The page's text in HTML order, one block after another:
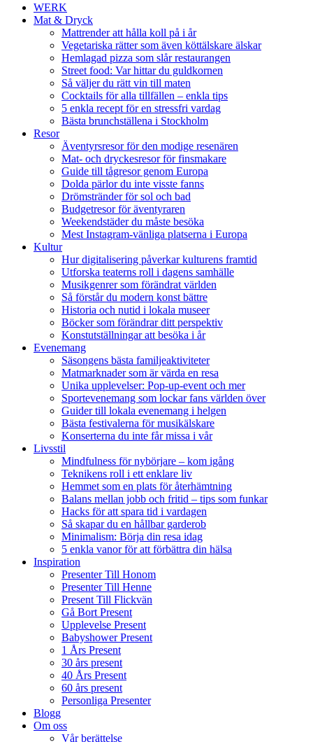
WERK
Mat & Dryck
Mattrender att hålla koll på i år
Vegetariska rätter som även köttälskare älskar
Hemlagad pizza som slår restaurangen
Street food: Var hittar du guldkornen
Så väljer du rätt vin till maten
Cocktails för alla tillfällen – enkla tips
5 enkla recept för en stressfri vardag
Bästa brunchställena i Stockholm
Resor
Äventyrsresor för den modige resenären
Mat- och dryckesresor för finsmakare
Guide till tågresor genom Europa
Dolda pärlor du inte visste fanns
Drömstränder för sol och bad
Budgetresor för äventyraren
Weekendstäder du måste besöka
Mest Instagram-vänliga platserna i Europa
Kultur
Hur digitalisering påverkar kulturens framtid
Utforska teaterns roll i dagens samhälle
Musikgenrer som förändrat världen
Så förstår du modern konst bättre
Historia och nutid i lokala museer
Böcker som förändrar ditt perspektiv
Konstutställningar att besöka i år
Evenemang
Säsongens bästa familjeaktiviteter
Matmarknader som är värda en resa
Unika upplevelser: Pop-up-event och mer
Sportevenemang som lockar fans världen över
Guider till lokala evenemang i helgen
Bästa festivalerna för musikälskare
Konserterna du inte får missa i vår
Livsstil
Mindfulness för nybörjare – kom igång
Teknikens roll i ett enklare liv
Hemmet som en plats för återhämtning
Balans mellan jobb och fritid – tips som funkar
Hacks för att spara tid i vardagen
Så skapar du en hållbar garderob
Minimalism: Börja din resa idag
5 enkla vanor för att förbättra din hälsa
Inspiration
Presenter Till Honom
Presenter Till Henne
Present Till Flickvän
Gå Bort Present
Upplevelse Present
Babyshower Present
1 Års Present
30 års present
40 Års Present
60 års present
Personliga Presenter
Blogg
Om oss
Vår berättelse